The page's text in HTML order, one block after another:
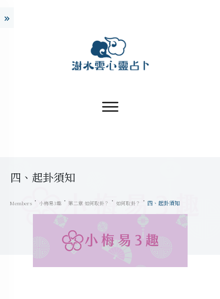
四、起卦須知
Members 小梅易3趣 第二章 如何取卦？ 如何取卦？ 四、起卦須知